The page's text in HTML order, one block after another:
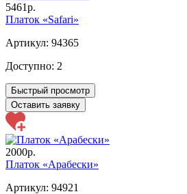
5461р.
Платок «Safari»
Артикул: 94365
Доступно: 2
Быстрый просмотр
Оставить заявку
2000р.
Платок «Арабески»
Артикул: 94921